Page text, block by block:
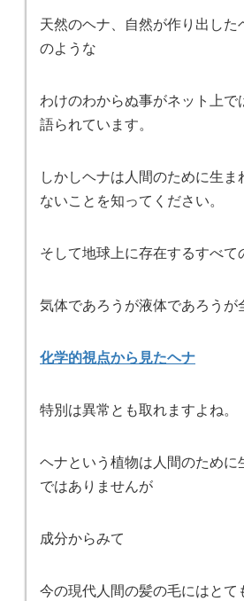
天然のヘナ、自然が作り出した
のような
わけのわからぬ事がネット上で
語られています。
しかしヘナは人間のために生
ないことを知ってください。
そして地球上に存在するすべて
気体であろうが液体であろうが
化学的視点から見たヘナ
特別は異常とも取れますよね。
ヘナという植物は人間のために
ではありませんが
成分からみて
今の現代人間の髪の毛にはとて